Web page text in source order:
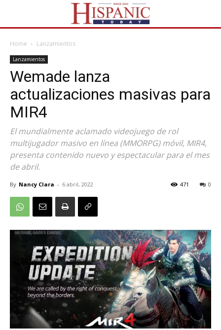
Home Lanzamientos
Lanzamientos
Wemade lanza
actualizaciones masivas para
MIR4
El mundialmente aclamado videojuego de rol
multijugador masivo en línea (MMORPG) móvil, MIR4,
presenta contenido nuevo y espectacular para el mes
de abril.
By Nancy Clara - 6 abril, 2022 0
471